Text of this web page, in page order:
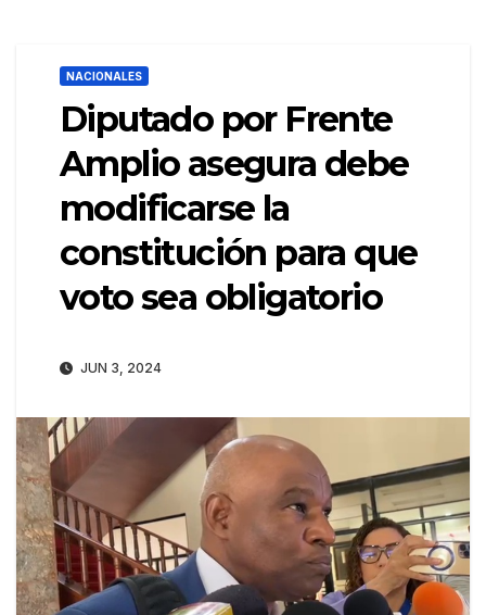
NACIONALES
Diputado por Frente
Amplio asegura debe
modificarse la
constitución para que
voto sea obligatorio
JUN 3, 2024